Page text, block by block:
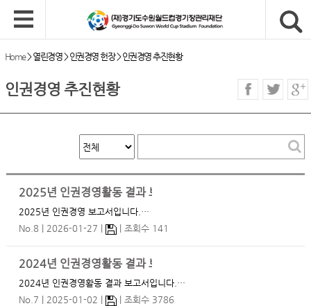
Home>열린경영>인권경영 헌장>인권경영 추진현황
인권경영 추진현황
2025년 인권경영활동 결과 보고서
2025년 인권경영 보고서입니다.…
No.8
2026-01-27 조회수 141
2024년 인권경영활동 결과 보고서
2024년 인권경영활동 결과 보고서입니다.…
No.7
2025-01-02 조회수 3786